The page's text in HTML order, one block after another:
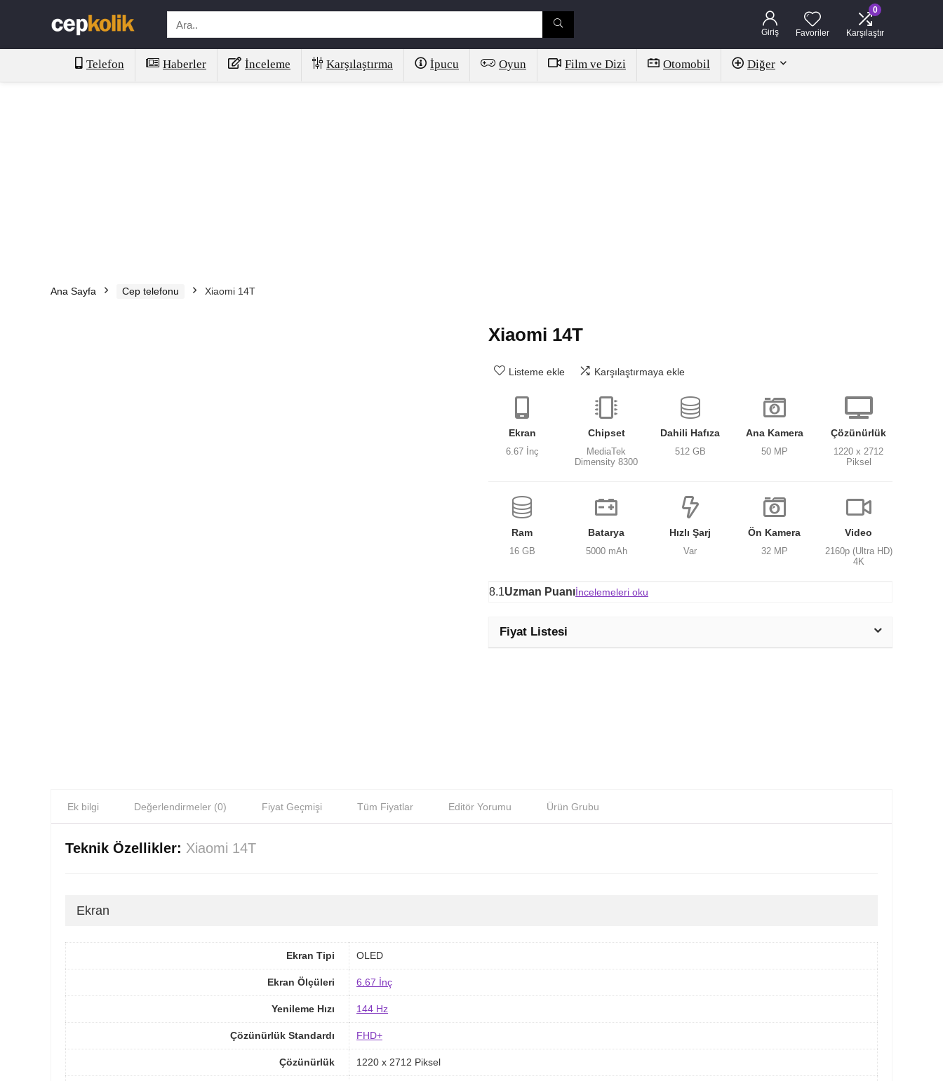
Giriş Favoriler
0
Karşılaştır
Telefon Haberler İnceleme Karşılaştırma İpucu Oyun Film ve Dizi Otomobil Diğer
Ana Sayfa Cep telefonu Xiaomi 14T
Xiaomi 14T
Listeme ekle Karşılaştırmaya ekle
Ekran
6.67 İnç
Chipset
MediaTek
Dimensity 8300
Dahili Hafıza
512 GB
Ana Kamera
50 MP
Çözünürlük
1220 x 2712
Piksel
Ram
16 GB
Batarya
5000 mAh
Hızlı Şarj
Var
Ön Kamera
32 MP
Video
2160p (Ultra HD)
4K
8.1Uzman Puanıİncelemeleri oku
Fiyat Listesi
Ek bilgi Değerlendirmeler (0) Fiyat Geçmişi Tüm Fiyatlar Editör Yorumu Ürün Grubu
Teknik Özellikler: Xiaomi 14T
Ekran
Ekran Tipi OLED
Ekran Ölçüleri 6.67 İnç
Yenileme Hızı 144 Hz
Çözünürlük Standardı FHD+
Çözünürlük 1220 x 2712 Piksel